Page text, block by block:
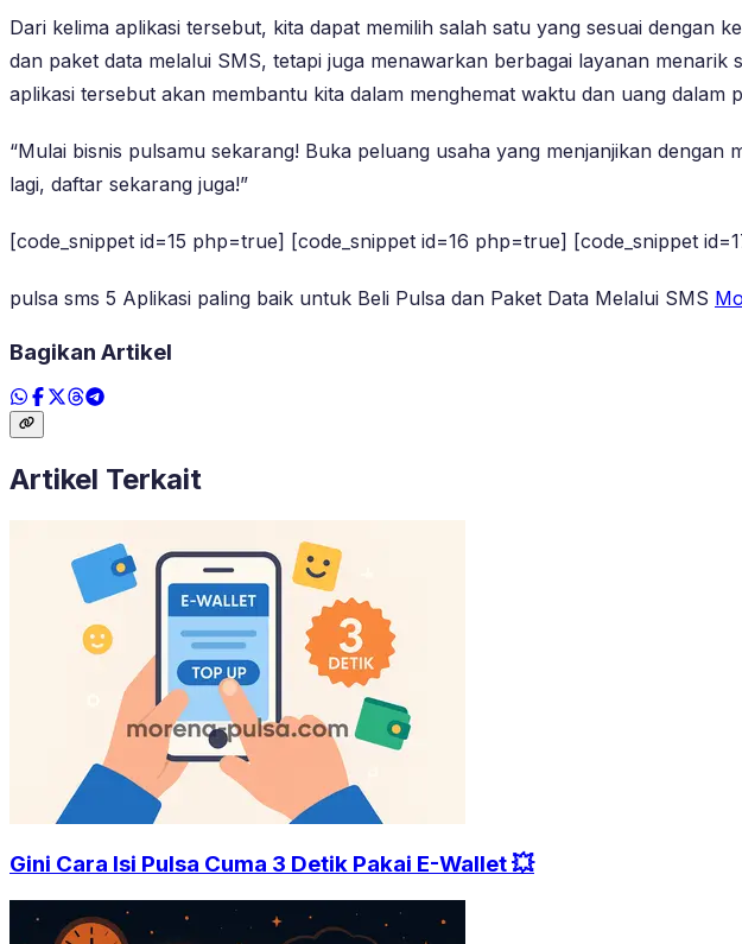
Dari kelima aplikasi tersebut, kita dapat memilih salah satu yang sesuai dengan
dan paket data melalui SMS, tetapi juga menawarkan berbagai layanan
aplikasi tersebut akan membantu kita dalam menghemat waktu dan uang dalam
“Mulai bisnis pulsamu sekarang! Buka peluang usaha yang menjanjikan
lagi, daftar sekarang juga!”
[code_snippet id=15 php=true] [code_snippet id=16 php=true] [code_snippet
pulsa sms 5 Aplikasi paling baik untuk Beli Pulsa dan Paket Data Melalui SMS
Bagikan Artikel
Artikel Terkait
Gini Cara Isi Pulsa Cuma 3 Detik Pakai E-Wallet 💥